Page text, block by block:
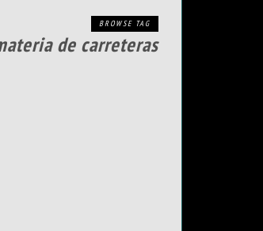
BROWSE TAG
de carreteras